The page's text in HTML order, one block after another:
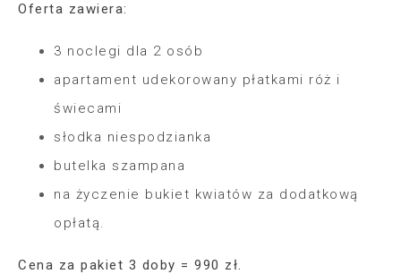
Oferta zawiera:
3 noclegi dla 2 osób
apartament udekorowany płatkami róż i
świecami
słodka niespodzianka
butelka szampana
na życzenie bukiet kwiatów za dodatkową
opłatą.
Cena za pakiet 3 doby = 990 zł.